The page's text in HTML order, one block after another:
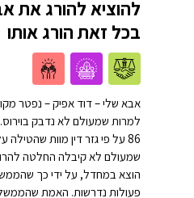
להוציא להורג את
בכל זאת הורג אותו
למרות שמעולם לא נדבק
86 על פי גזר דין מוות
שמעולם לא קיבלה החלטה
הוצא במחדל, על ידי כך
פעולות נדרשות. האמת